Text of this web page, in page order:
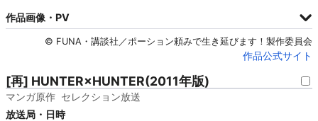
作品画像・PV
© FUNA・講談社／ポーション頼みで生き延びます！製作委員会
作品公式サイト
[再] HUNTER×HUNTER(2011年版)
マンガ原作 セレクション放送
放送局・日時